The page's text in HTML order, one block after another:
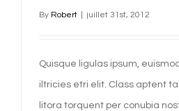
By Robert juillet 31st, 2012
Quisque ligulas ipsum,
iltricies etri elit. Class aptent
litora torquent per conubia